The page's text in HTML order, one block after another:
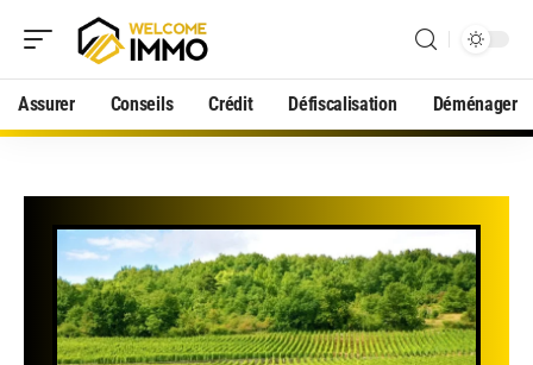
Assurer Conseils Crédit Défiscalisation Déménager